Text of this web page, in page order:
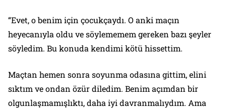
“Evet, o benim için çocukçaydı. O anki maçın
heyecanıyla oldu ve söylememem gereken bazı şeyler
söyledim. Bu konuda kendimi kötü hissettim.
Maçtan hemen sonra soyunma odasına gittim, elini
sıktım ve ondan özür diledim. Benim açımdan bir
olgunlaşmamışlıktı, daha iyi davranmalıydım. Ama